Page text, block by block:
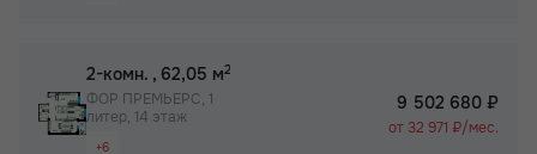
Паркинг
2-комн. , 62,05 м2
ФОР ПРЕМЬЕРС, 1
литер, 14 этаж
+6
9 502 680 ₽
от 32 971 ₽/мес.